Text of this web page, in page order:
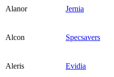
Alanor Jernia
Alcon Specsavers
Aleris Evidia